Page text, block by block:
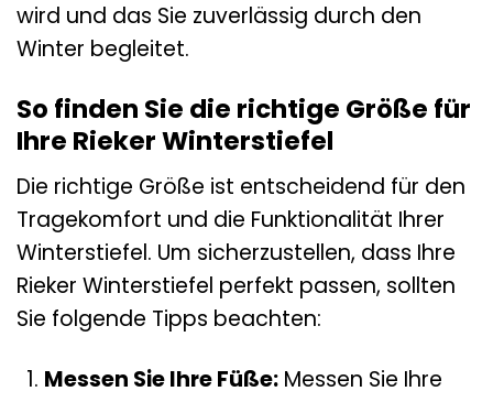
wird und das Sie zuverlässig durch den
Winter begleitet.
So finden Sie die richtige Größe für
Ihre Rieker Winterstiefel
Die richtige Größe ist entscheidend für den
Tragekomfort und die Funktionalität Ihrer
Winterstiefel. Um sicherzustellen, dass Ihre
Rieker Winterstiefel perfekt passen, sollten
Sie folgende Tipps beachten:
Messen Sie Ihre Füße:Messen Sie Ihre